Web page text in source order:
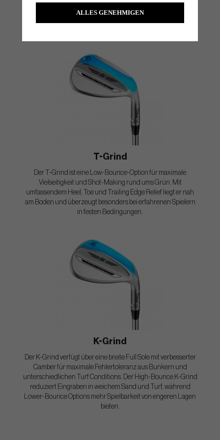
T-Grind
Der T-Grind ist eine Low-Bounce-Option für maximale
Vielseitigkeit und Shot-Making rund ums Grün. Mit
umfassendem Heel, Toe und Trailing Edge Relief liegt er nah
am Boden und überzeugt besonders bei erfahrenen Spielern
in festen Bedingungen.
K-Grind
Der K-Grind verfügt über eine breite Full Sole mit verbesserter
Camber für maximale Fehlertoleranz aus Bunkern und
unterschiedlichen Turf Conditions. Der High-Bounce K-Grind
reduziert Eingraben in weichem Sand und Turf, während
Lower-Bounce Options mehr Spielbarkeit von engeren Lagen
bieten.
ALLES GENEHMIGEN